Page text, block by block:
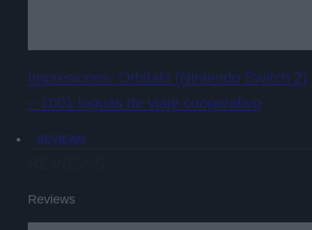
Impresiones: Orbitals (Nintendo Switch 2)
– 1001 leguas de viaje cooperativo
REVIEWS
Reviews